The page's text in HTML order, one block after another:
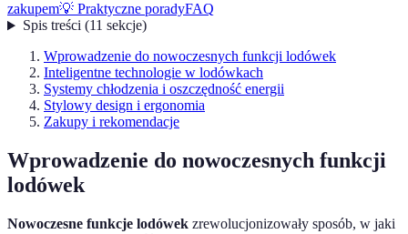
zakupem💡 Praktyczne poradyFAQ
Spis treści(11 sekcje)
Wprowadzenie do nowoczesnych funkcji lodówek
Inteligentne technologie w lodówkach
Systemy chłodzenia i oszczędność energii
Stylowy design i ergonomia
Zakupy i rekomendacje
Wprowadzenie do nowoczesnych funkcji
lodówek
Nowoczesne funkcje lodówek zrewolucjonizowały sposób, w jaki